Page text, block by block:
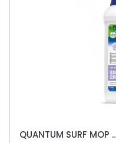
QUANTUM